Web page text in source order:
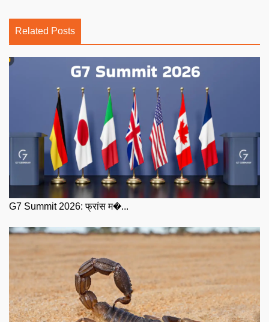
Related Posts
G7 Summit 2026: फ्रांस म�...